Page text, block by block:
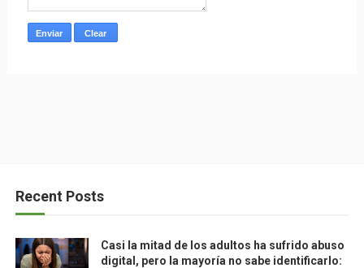
Recent Posts
Casi la mitad de los adultos ha sufrido abuso
digital, pero la mayoría no sabe identificarlo: